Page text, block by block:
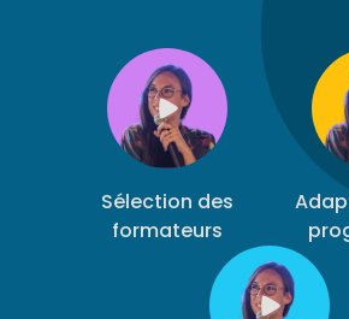
Sélection des
formateurs